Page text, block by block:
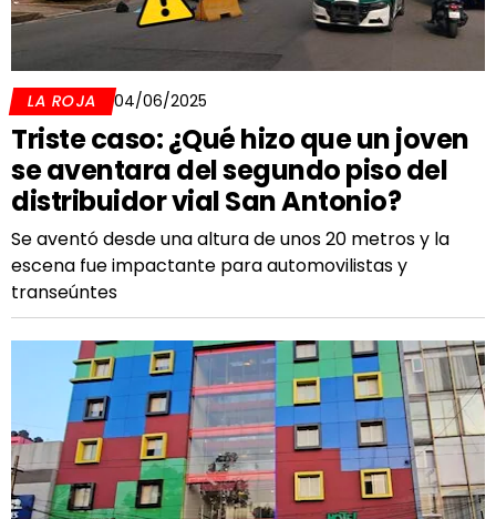
LA ROJA 04/06/2025
Triste caso: ¿Qué hizo que un joven
se aventara del segundo piso del
distribuidor vial San Antonio?
Se aventó desde una altura de unos 20 metros y la
escena fue impactante para automovilistas y
transeúntes